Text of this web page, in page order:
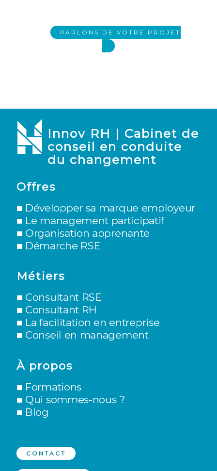
PARLONS DE VOTRE PROJET
!
Innov RH | Cabinet de
conseil en conduite
du changement
Offres
■ Développer sa marque employeur
■ Le management participatif
■ Organisation apprenante
■ Démarche RSE
Métiers
■ Consultant RSE
■ Consultant RH
■ La facilitation en entreprise
■ Conseil en management
À propos
■ Formations
■ Qui sommes-nous ?
■ Blog
CONTACT